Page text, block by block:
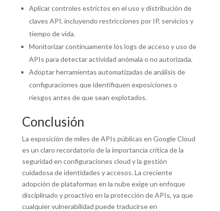
Aplicar controles estrictos en el uso y distribución de
claves API, incluyendo restricciones por IP, servicios y
tiempo de vida.
Monitorizar continuamente los logs de acceso y uso de
APIs para detectar actividad anómala o no autorizada.
Adoptar herramientas automatizadas de análisis de
configuraciones que identifiquen exposiciones o
riesgos antes de que sean explotados.
Conclusión
La exposición de miles de APIs públicas en Google Cloud
es un claro recordatorio de la importancia crítica de la
seguridad en configuraciones cloud y la gestión
cuidadosa de identidades y accesos. La creciente
adopción de plataformas en la nube exige un enfoque
disciplinado y proactivo en la protección de APIs, ya que
cualquier vulnerabilidad puede traducirse en